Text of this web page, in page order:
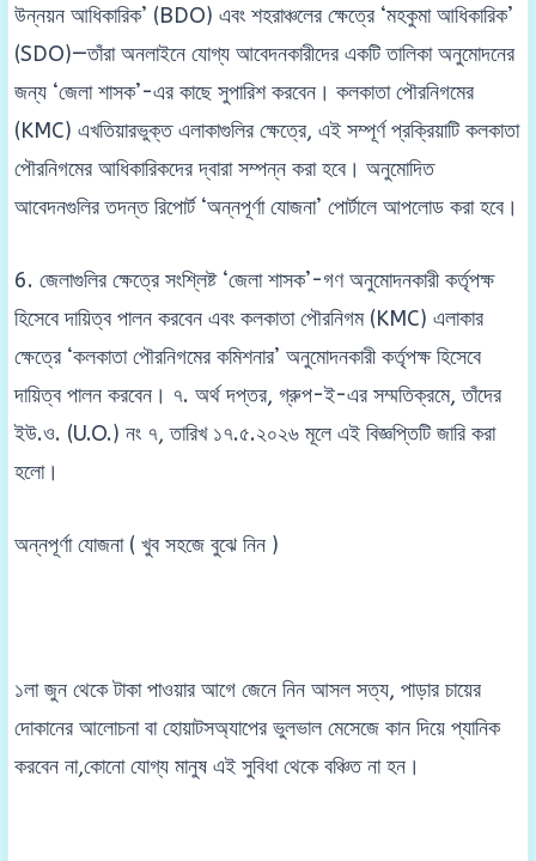
উন্নয়ন আধিকারিক’ (BDO) এবং শহরাঞ্চলের ক্ষেত্রে ‘মহকুমা আধিকারিক’
(SDO)—তাঁরা অনলাইনে যোগ্য আবেদনকারীদের একটি তালিকা অনুমোদনের
জন্য ‘জেলা শাসক’-এর কাছে সুপারিশ করবেন। কলকাতা পৌরনিগমের
(KMC) এখতিয়ারভুক্ত এলাকাগুলির ক্ষেত্রে, এই সম্পূর্ণ প্রক্রিয়াটি কলকাতা
পৌরনিগমের আধিকারিকদের দ্বারা সম্পন্ন করা হবে। অনুমোদিত
আবেদনগুলির তদন্ত রিপোর্ট ‘অন্নপূর্ণা যোজনা’ পোর্টালে আপলোড করা হবে।
6. জেলাগুলির ক্ষেত্রে সংশ্লিষ্ট ‘জেলা শাসক’-গণ অনুমোদনকারী কর্তৃপক্ষ
হিসেবে দায়িত্ব পালন করবেন এবং কলকাতা পৌরনিগম (KMC) এলাকার
ক্ষেত্রে ‘কলকাতা পৌরনিগমের কমিশনার’ অনুমোদনকারী কর্তৃপক্ষ হিসেবে
দায়িত্ব পালন করবেন। ৭. অর্থ দপ্তর, গ্রুপ-ই-এর সম্মতিক্রমে, তাঁদের
ইউ.ও. (U.O.) নং ৭, তারিখ ১৭.৫.২০২৬ মূলে এই বিজ্ঞপ্তিটি জারি করা
হলো।
অন্নপূর্ণা যোজনা ( খুব সহজে বুঝে নিন )
১লা জুন থেকে টাকা পাওয়ার আগে জেনে নিন আসল সত্য, পাড়ার চায়ের
দোকানের আলোচনা বা হোয়াটসঅ্যাপের ভুলভাল মেসেজে কান দিয়ে প্যানিক
করবেন না,কোনো যোগ্য মানুষ এই সুবিধা থেকে বঞ্চিত না হন।